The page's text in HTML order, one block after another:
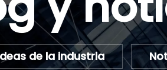
de la industria